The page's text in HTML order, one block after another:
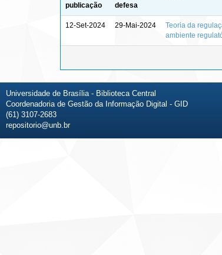
publicação
defesa
12-Set-2024 29-Mai-2024
Teoria da
ambiente
Universidade de Brasília - Biblioteca Central
Coordenadoria de Gestão da Informação Digital - GID
(61) 3107-2683
repositorio@unb.br